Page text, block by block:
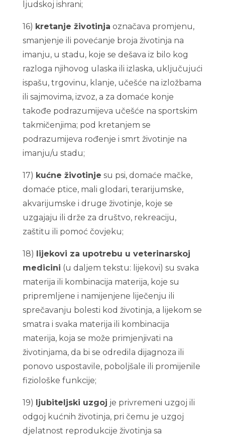
ljudskoj ishrani;
16) kretanje životinja označava promjenu,
smanjenje ili povećanje broja životinja na
imanju, u stadu, koje se dešava iz bilo kog
razloga njihovog ulaska ili izlaska, uključujući
ispašu, trgovinu, klanje, učešće na izložbama
ili sajmovima, izvoz, a za domaće konje
takođe podrazumijeva učešće na sportskim
takmičenjima; pod kretanjem se
podrazumijeva rođenje i smrt životinje na
imanju/u stadu;
17) kućne životinje su psi, domaće mačke,
domaće ptice, mali glodari, terarijumske,
akvarijumske i druge životinje, koje se
uzgajaju ili drže za društvo, rekreaciju,
zaštitu ili pomoć čovjeku;
18) lijekovi za upotrebu u veterinarskoj
medicini (u daljem tekstu: lijekovi) su svaka
materija ili kombinacija materija, koje su
pripremljene i namijenjene liječenju ili
sprečavanju bolesti kod životinja, a lijekom se
smatra i svaka materija ili kombinacija
materija, koja se može primjenjivati na
životinjama, da bi se odredila dijagnoza ili
ponovo uspostavile, poboljšale ili promijenile
fiziološke funkcije;
19) ljubiteljski uzgoj je privremeni uzgoj ili
odgoj kućnih životinja, pri čemu je uzgoj
djelatnost reprodukcije životinja sa